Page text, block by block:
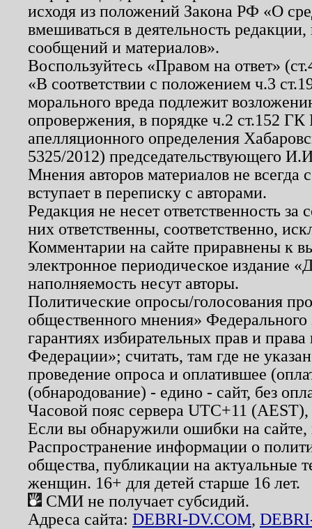
исходя из положений Закона РФ «О
вмешиваться в деятельность
сообщений и материалов».
Воспользуйтесь «Правом на ответ»
«В соответствии с положением ч.3
морального вреда подлежит
опровержения, в порядке ч.2 ст.152
апелляционного определения
5325/2012) председательствующего
Мнения авторов материалов не
вступает в переписку с авторами.
Редакция не несет ответственность
них ответственны, соответственно,
Комментарии на сайте приравнены к
электронное периодическое издание
наполняемость несут авторы.
Политические опросы/голосования
общественного мнения»
гарантиях избирательных прав и
Федерации»; считать, там где не
проведение опроса и оплатившее
(обнародование) - едино - сайт, без
Часовой пояс сервера UTC+11
Если вы обнаружили ошибки на
Распространение информации о
общества, публикации на актуальные
женщин. 16+ для детей старше 16 лет.
СМИ не получает субсидий.
Адреса сайта: DEBRI-DV.COM,